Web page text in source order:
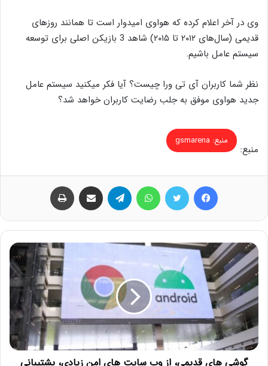
وی در آخر اعلام کرده که هواوی امیدوار است تا همانند روزهای
قدیمی (سال‌های ۲۰۱۲ تا ۲۰۱۵) شاهد 3 بازیکن اصلی برای توسعه
سیستم عامل باشیم.
نظر شما کاربران آی تی ورا چیست؟ آیا فکر میکنید سیستم عامل
جدید هواوی موفق به جلب رضایت کاربران خواهد شد؟
منبع:
منبع: gsmarena
گوشی های قدیمی، از وب سایت های امن زیادی، پشتیبانی